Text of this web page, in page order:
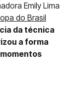
Emily Lima
do Brasil
da técnica
a forma